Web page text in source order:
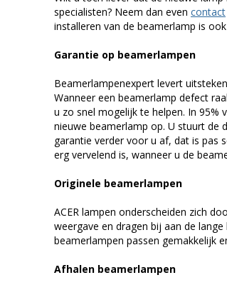
specialisten? Neem dan even contact
installeren van de beamerlamp is
Garantie op beamerlampen
Beamerlampenexpert levert
Wanneer een beamerlamp defect
u zo snel mogelijk te helpen. In 95%
nieuwe beamerlamp op. U stuurt de
garantie verder voor u af, dat is pas
erg vervelend is, wanneer u de
Originele beamerlampen
ACER lampen onderscheiden zich
weergave en dragen bij aan de
beamerlampen passen gemakkelijk
Afhalen beamerlampen